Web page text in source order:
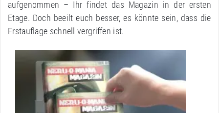
aufgenommen – Ihr findet das Magazin in der ersten
Etage. Doch beeilt euch besser, es könnte sein, dass die
Erstauflage schnell vergriffen ist.